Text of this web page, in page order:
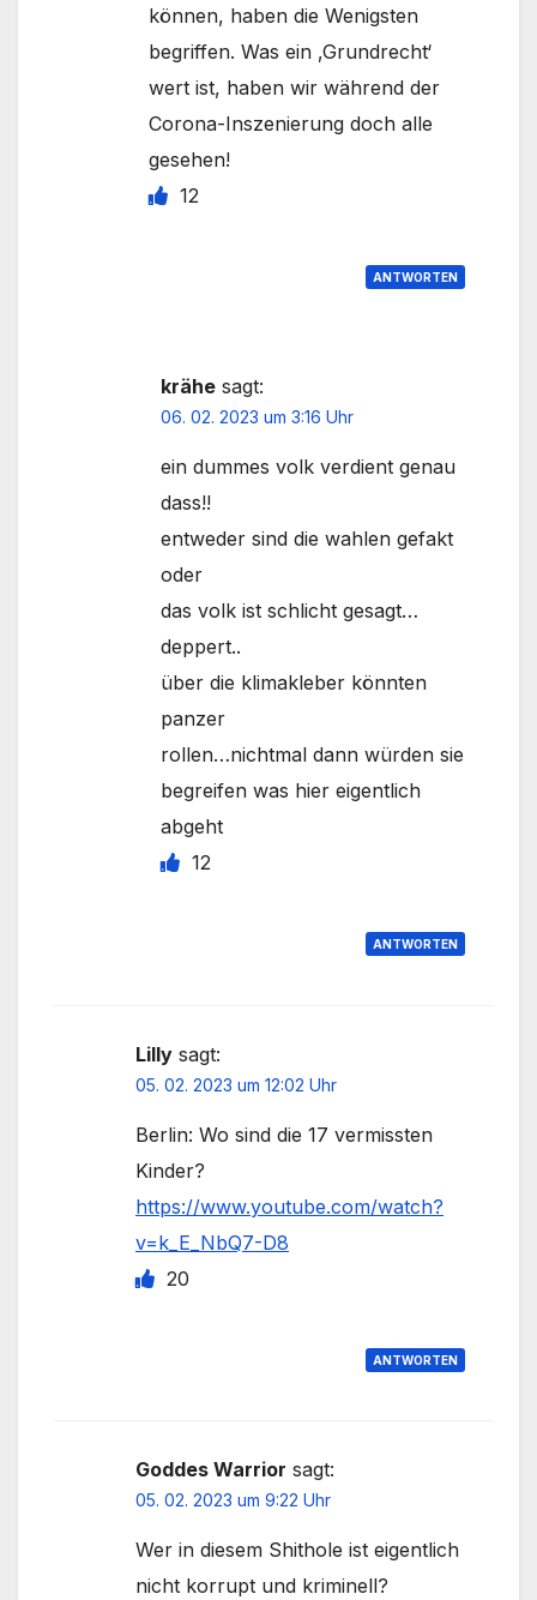
können, haben die Wenigsten
begriffen. Was ein ‚Grundrecht‘
wert ist, haben wir während der
Corona-Inszenierung doch alle
gesehen!
12
ANTWORTEN
krähe sagt:
06. 02. 2023 um 3:16 Uhr
ein dummes volk verdient genau
dass!!
entweder sind die wahlen gefakt
oder
das volk ist schlicht gesagt…
deppert..
über die klimakleber könnten
panzer
rollen…nichtmal dann würden sie
begreifen was hier eigentlich
abgeht
12
ANTWORTEN
Lilly sagt:
05. 02. 2023 um 12:02 Uhr
Berlin: Wo sind die 17 vermissten
Kinder?
https://www.youtube.com/watch?
v=k_E_NbQ7-D8
20
ANTWORTEN
Goddes Warrior sagt:
05. 02. 2023 um 9:22 Uhr
Wer in diesem Shithole ist eigentlich
nicht korrupt und kriminell?